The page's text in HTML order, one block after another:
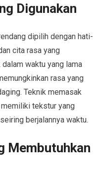
Digunakan
dipilih dengan hati-
cita rasa yang
waktu yang lama
rasa yang
Teknik memasak
tekstur yang
berjalannya waktu.
Membutuhkan